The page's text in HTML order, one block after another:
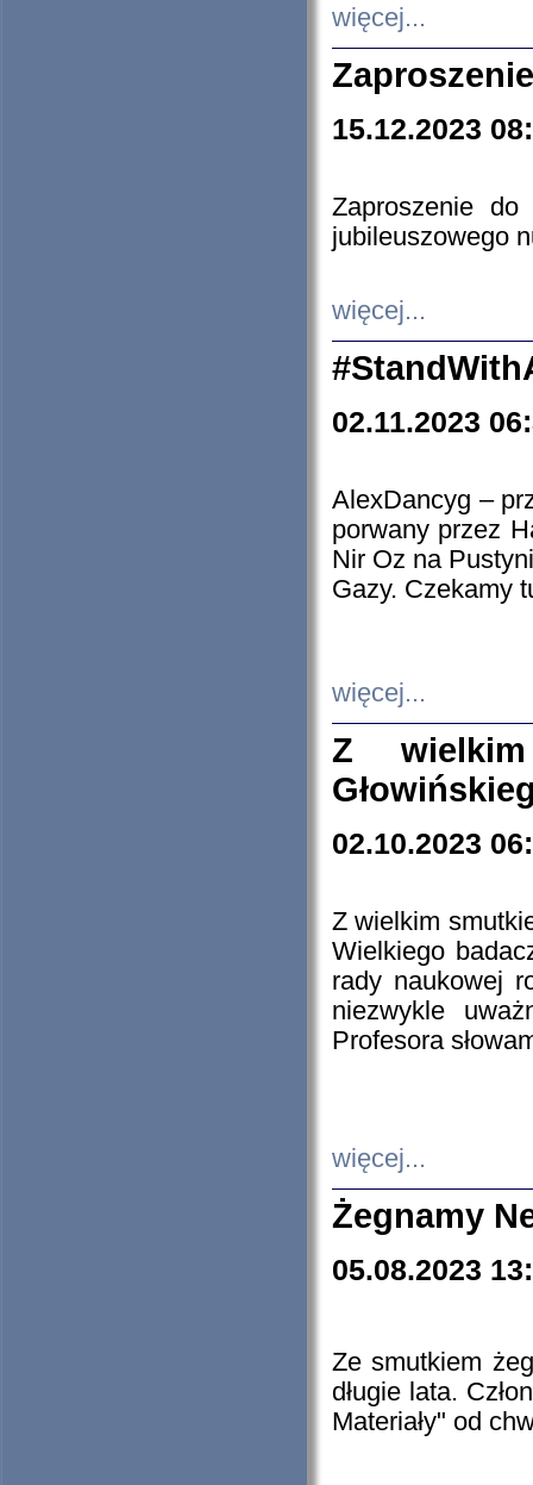
więcej...
15.12.2023
Zaproszenie do
jubileuszowego
więcej...
02.11.2023
AlexDancyg –
porwany przez
Nir Oz na
Gazy. Czekamy
więcej...
Z
02.10.2023
Z wielkim
Wielkiego
rady naukowej
niezwykle
Profesora
więcej...
Żegnamy
05.08.2023
Ze smutkiem
długie lata.
Materiały" od